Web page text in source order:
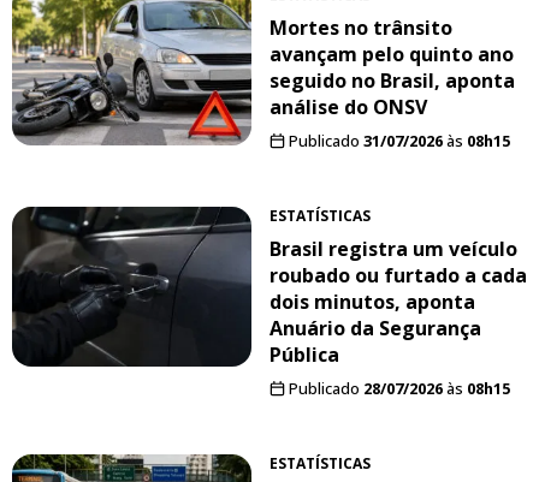
Mortes no trânsito
avançam pelo quinto ano
seguido no Brasil, aponta
análise do ONSV
Publicado 31/07/2026às 08h15
ESTATÍSTICAS
Brasil registra um veículo
roubado ou furtado a cada
dois minutos, aponta
Anuário da Segurança
Pública
Publicado 28/07/2026às 08h15
ESTATÍSTICAS